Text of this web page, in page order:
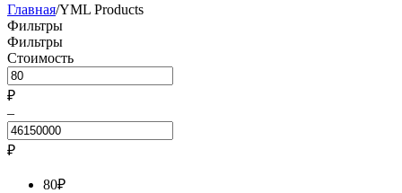
Главная/YML Products
Фильтры
Фильтры
Стоимость
₽
–
₽
80₽